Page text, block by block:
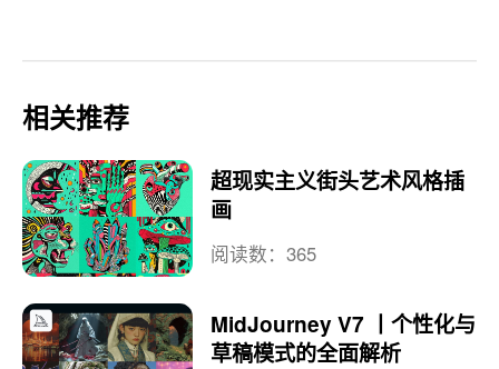
相关推荐
超现实主义街头艺术风格插
画
阅读数：365
MidJourney V7 丨个性化与
草稿模式的全面解析